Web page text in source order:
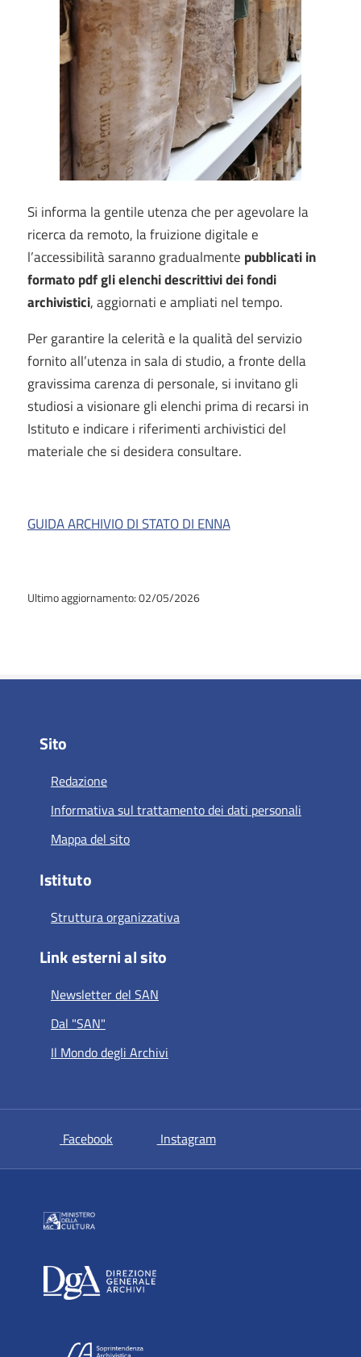
Si informa la gentile utenza che per agevolare la
ricerca da remoto, la fruizione digitale e
l’accessibilità saranno gradualmente pubblicati in
formato pdf gli elenchi descrittivi dei fondi
archivistici, aggiornati e ampliati nel tempo.
Per garantire la celerità e la qualità del servizio
fornito all’utenza in sala di studio, a fronte della
gravissima carenza di personale, si invitano gli
studiosi a visionare gli elenchi prima di recarsi in
Istituto e indicare i riferimenti archivistici del
materiale che si desidera consultare.
GUIDA ARCHIVIO DI STATO DI ENNA
Ultimo aggiornamento: 02/05/2026
Sito
Redazione
Informativa sul trattamento dei dati personali
Mappa del sito
Istituto
Struttura organizzativa
Link esterni al sito
Newsletter del SAN
Dal "SAN"
Il Mondo degli Archivi
Facebook si apre in una nuova scheda
Instagramsi apre in una nuova